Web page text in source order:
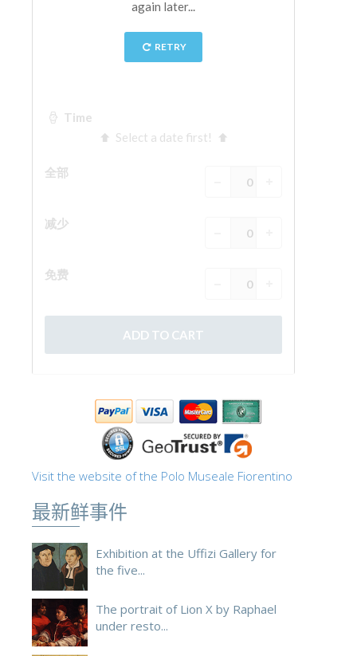
伽利略博物馆
Boboli Gardens
The Arnolfo\'s tower
圣母玛利亚
ENGLISH
FRANÇAIS
ESPAÑOL
Visit the website of the Polo Museale Fiorentino
最新鲜事件
Exhibition at the Uffizi Gallery for
the five...
The portrait of Lion X by Raphael
under resto...